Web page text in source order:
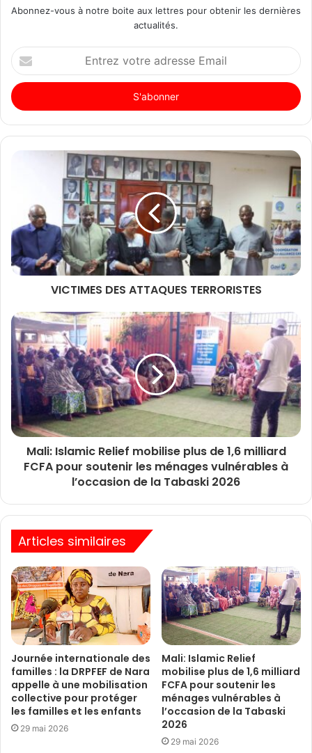
Abonnez-vous à notre boite aux lettres pour obtenir les dernières
actualités.
Entrez
votre
adresse
Email
VICTIMES DES ATTAQUES TERRORISTES
Mali: Islamic Relief mobilise plus de 1,6 milliard
FCFA pour soutenir les ménages vulnérables à
l’occasion de la Tabaski 2026
Articles similaires
Journée internationale des
familles : la DRPFEF de Nara
appelle à une mobilisation
collective pour protéger
les familles et les enfants
29 mai 2026
Mali: Islamic Relief
mobilise plus de 1,6 milliard
FCFA pour soutenir les
ménages vulnérables à
l’occasion de la Tabaski
2026
29 mai 2026